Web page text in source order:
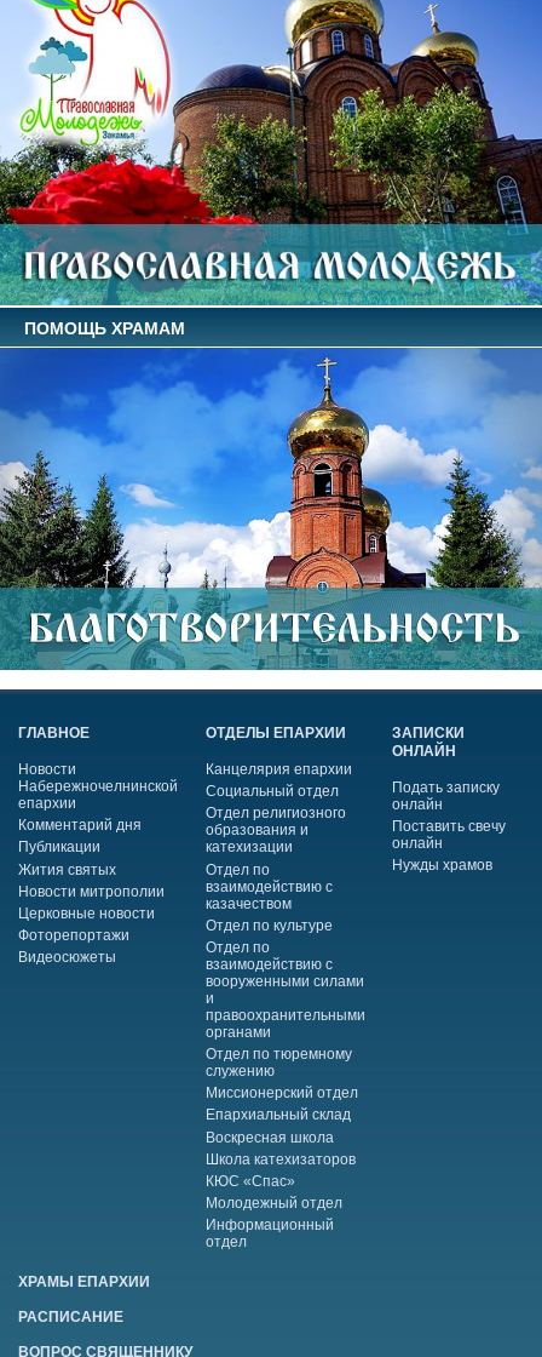
ПОМОЩЬ ХРАМАМ
ГЛАВНОЕ
Новости
Набережночелнинской
епархии
Комментарий дня
Публикации
Жития святых
Новости митрополии
Церковные новости
Фоторепортажи
Видеосюжеты
ОТДЕЛЫ ЕПАРХИИ
Канцелярия епархии
Социальный отдел
Отдел религиозного
образования и
катехизации
Отдел по
взаимодействию с
казачеством
Отдел по культуре
Отдел по
взаимодействию с
вооруженными силами
и
правоохранительными
органами
Отдел по тюремному
служению
Миссионерский отдел
Епархиальный склад
Воскресная школа
Школа катехизаторов
КЮС «Спас»
Молодежный отдел
Информационный
отдел
ЗАПИСКИ
ОНЛАЙН
Подать записку
онлайн
Поставить свечу
онлайн
Нужды храмов
ХРАМЫ ЕПАРХИИ
РАСПИСАНИЕ
ВОПРОС СВЯЩЕННИКУ